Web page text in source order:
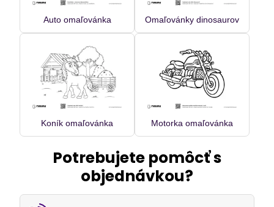
Auto omaľovánka Omaľovánky dinosaurov
Koník omaľovánka Motorka omaľovánka
Potrebujete pomôcť s
objednávkou?